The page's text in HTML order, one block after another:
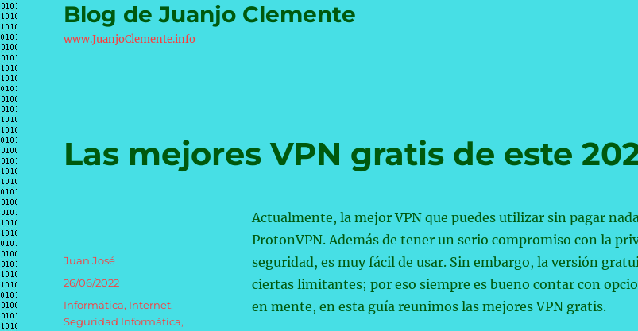
Blog de Juanjo Clemente
www.JuanjoClemente.info
Las mejores VPN gratis de este
Actualmente, la mejor VPN que puedes utilizar sin pagar
ProtonVPN. Además de tener un serio compromiso con la
seguridad, es muy fácil de usar. Sin embargo, la versión
ciertas limitantes; por eso siempre es bueno contar con
en mente, en esta guía reunimos las mejores VPN gratis.
Autor
Juan José
Publicado
26/06/2022
Categorías
Informática, Internet,
Seguridad Informática,